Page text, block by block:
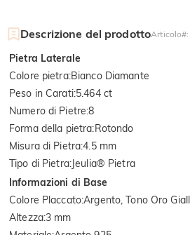
Descrizione del prodottoArticolo#:
Pietra Laterale
Colore pietra:Bianco Diamante
Peso in Carati:5.464 ct
Numero di Pietre:8
Forma della pietra:Rotondo
Misura di Pietra:4.5 mm
Tipo di Pietra:Jeulia® Pietra
Informazioni di Base
Colore Placcato:Argento, Tono Oro
Altezza:3 mm